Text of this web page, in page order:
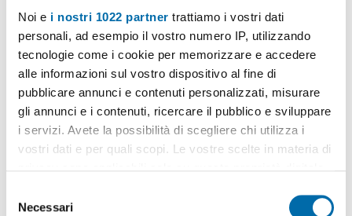
Noi e i nostri 1022 partner trattiamo i vostri dati
personali, ad esempio il vostro numero IP, utilizzando
tecnologie come i cookie per memorizzare e accedere
alle informazioni sul vostro dispositivo al fine di
pubblicare annunci e contenuti personalizzati, misurare
gli annunci e i contenuti, ricercare il pubblico e sviluppare
i servizi. Avete la possibilità di scegliere chi utilizza i
vostri dati e per quali scopi. Le vostre scelte in materia di
modificare o revocare il proprio consenso in qualsiasi
Necessari
1/12
1.000€
Palermo